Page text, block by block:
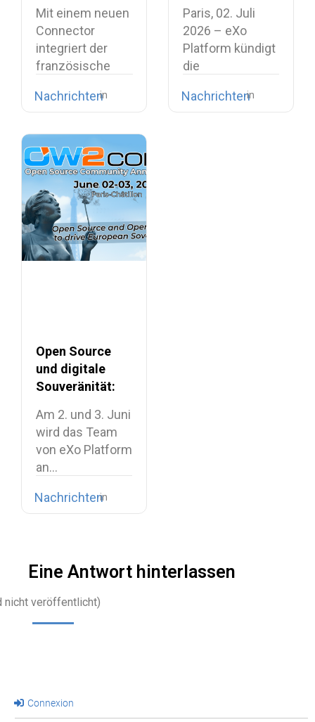
stärkt damit
seine
europäische
Alternative zu
proprietären
Kollaborationssuiten
Mit einem neuen
Connector
integriert der
französische
Open-Source-
seinen Digital…
Nachrichten
und
intelligenten
Digital
Workplace
Paris, 02. Juli
2026 – eXo
Platform kündigt
die
der Version…
Nachrichten
Open Source
und digitale
Souveränität:
uns auf der
OW2con’26!
Am 2. und 3. Juni
wird das Team
von eXo Platform
an…
Nachrichten
Eine Antwort hinterlassen
nicht veröffentlicht)
Connexion